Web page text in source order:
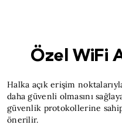
Özel WiFi
Halka açık erişim
daha güvenli olmasını
güvenlik protokollerine
önerilir.